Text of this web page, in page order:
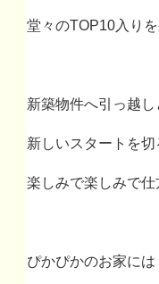
堂々のTOP10 入り
新築物件へ引っ越し
新しいスタートを
楽しみで楽しみで仕
ぴかぴかのお家には